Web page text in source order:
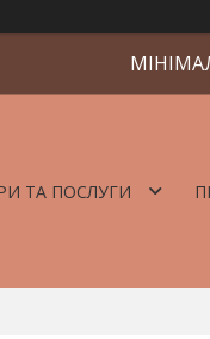
ТА ПОСЛУГИ